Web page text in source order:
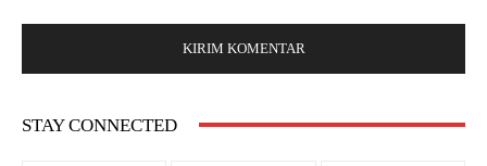
STAY CONNECTED